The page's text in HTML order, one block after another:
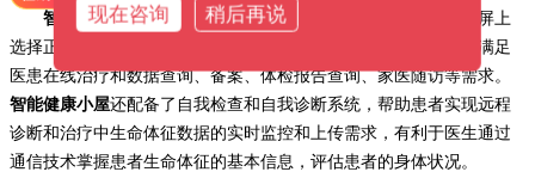
智能健康小屋配备远程诊疗系统，患者可以在小屋智能显示屏上
选择正规医院的医生进行在线治疗，也可以通过手机在家治疗，满足
医患在线治疗和数据查询、备案、体检报告查询、家医随访等需求。
智能健康小屋还配备了自我检查和自我诊断系统，帮助患者实现远程
诊断和治疗中生命体征数据的实时监控和上传需求，有利于医生通过
通信技术掌握患者生命体征的基本信息，评估患者的身体状况。
现在咨询 稍后再说